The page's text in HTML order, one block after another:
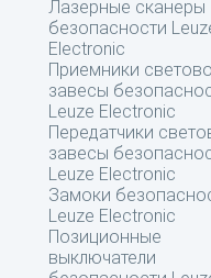
Лазерные сканеры
безопасности
Electronic
Приемники
завесы
Leuze Electronic
Передатчики
завесы
Leuze Electronic
Замоки
Leuze Electronic
Позиционные
выключатели